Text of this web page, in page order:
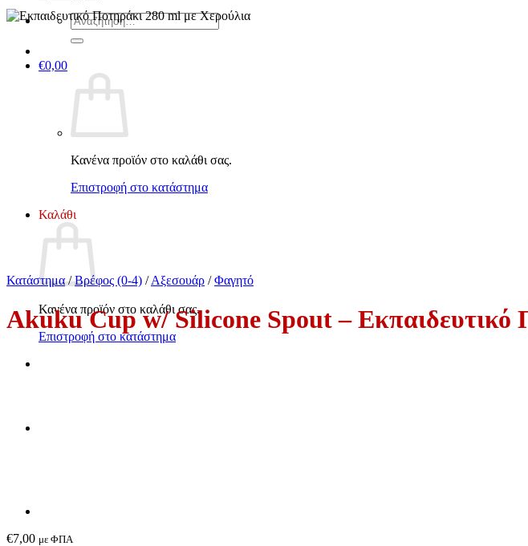
Αναζήτηση
για:
€0,00
Κανένα προϊόν στο καλάθι σας.
Επιστροφή στο κατάστημα
Καλάθι
Κανένα προϊόν στο καλάθι σας.
Επιστροφή στο κατάστημα
Κατάστημα / Βρέφος (0-4) / Αξεσουάρ / Φαγητό
Akuku Cup w/ Silicone Spout – Εκπαιδευτικό
€7,00 με ΦΠΑ